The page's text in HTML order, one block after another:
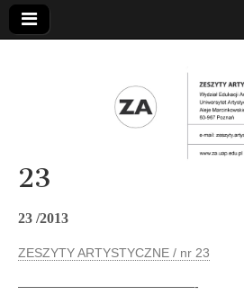
23
23 /2013
ZESZYTY ARTYSTYCZNE / nr 23
——————————————-